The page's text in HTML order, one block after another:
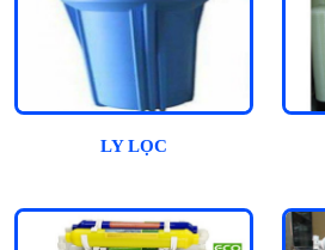
LY LỌC